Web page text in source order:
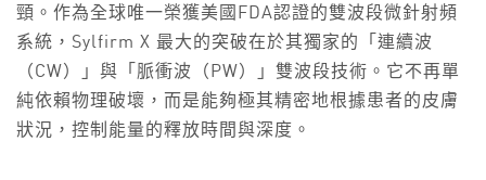
頸。作為全球唯一榮獲美國FDA認證的雙波段微針射頻
系統，Sylfirm X 最大的突破在於其獨家的「連續波
（CW）」與「脈衝波（PW）」雙波段技術。它不再單
純依賴物理破壞，而是能夠極其精密地根據患者的皮膚
狀況，控制能量的釋放時間與深度。